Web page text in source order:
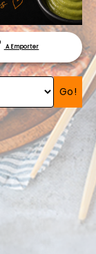
A Emporter
Go!